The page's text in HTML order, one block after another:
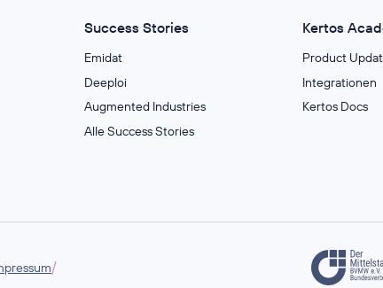
Success Stories
Emidat
Deeploi
Augmented Industries
Alle Success Stories
Kertos
Product
Integrationen
Kertos Docs
/